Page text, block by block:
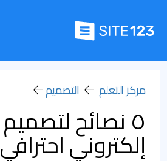
مركز التعلم التصميم
٥ نصائح
إلكتروني احترافي